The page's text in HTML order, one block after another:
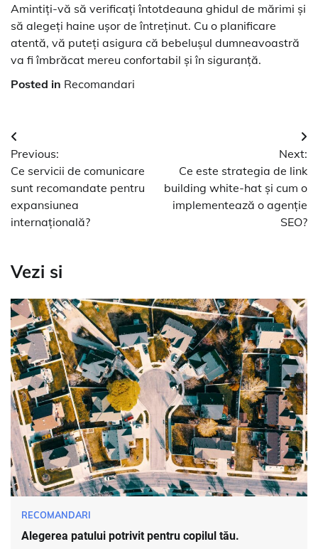
Amintiți-vă să verificați întotdeauna ghidul de mărimi și
să alegeți haine ușor de întreținut. Cu o planificare
atentă, vă puteți asigura că bebelușul dumneavoastră
va fi îmbrăcat mereu confortabil și în siguranță.
Posted in Recomandari
Navigare
în
articole
Previous:
Ce servicii de comunicare
sunt recomandate pentru
expansiunea
internațională?
Next:
Ce este strategia de link
building white-hat și cum o
implementează o agenție
SEO?
Vezi si
RECOMANDARI
Alegerea patului potrivit pentru copilul tău.